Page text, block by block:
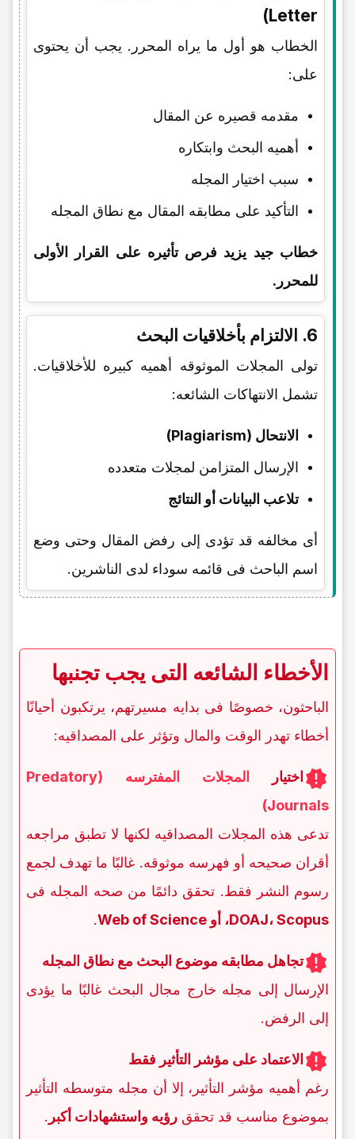
Letter)
الخطاب هو أول ما یراه المحرر. یجب أن یحتوی
على:
مقدمه قصیره عن المقال
أهمیه البحث وابتکاره
سبب اختیار المجله
التأکید على مطابقه المقال مع نطاق المجله
خطاب جید یزید فرص تأثیره على القرار الأولی
للمحرر.
6. الالتزام بأخلاقیات البحث
تولی المجلات الموثوقه أهمیه کبیره للأخلاقیات.
تشمل الانتهاکات الشائعه:
الانتحال (Plagiarism)
الإرسال المتزامن لمجلات متعدده
تلاعب البیانات أو النتائج
أی مخالفه قد تؤدی إلى رفض المقال وحتى وضع
اسم الباحث فی قائمه سوداء لدى الناشرین.
الأخطاء الشائعه التی یجب تجنبها
الباحثون، خصوصًا فی بدایه مسیرتهم، یرتکبون أحیانًا
أخطاء تهدر الوقت والمال وتؤثر على المصداقیه:
اختیار
المجلات المفترسه (Predatory
Journals)
تدعی هذه المجلات المصداقیه لکنها لا تطبق مراجعه
أقران صحیحه أو فهرسه موثوقه. غالبًا ما تهدف لجمع
رسوم النشر فقط. تحقق دائمًا من صحه المجله فی
DOAJ، Scopus، أو Web of Science
.
تجاهل مطابقه موضوع البحث مع نطاق المجله
الإرسال إلى مجله خارج مجال البحث غالبًا ما یؤدی
إلى الرفض.
الاعتماد على مؤشر التأثیر فقط
رغم أهمیه مؤشر التأثیر، إلا أن مجله متوسطه التأثیر
بموضوع مناسب قد تحقق رؤیه واستشهادات أکبر .